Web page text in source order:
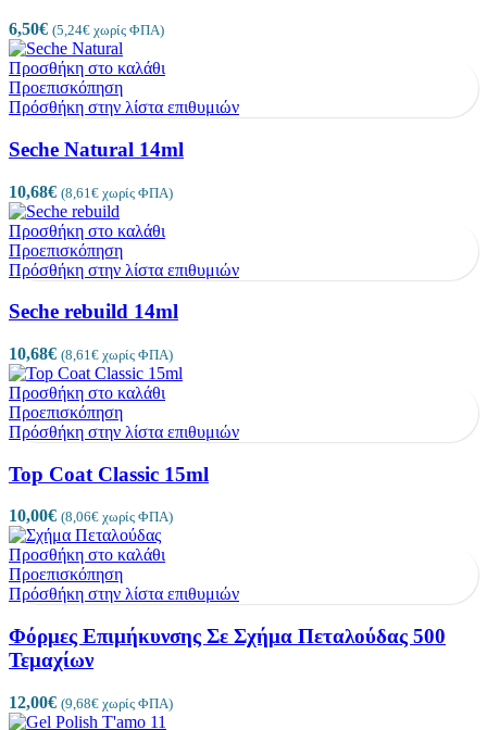
6,50€ (5,24€ χωρίς ΦΠΑ)
Προσθήκη στο καλάθι
Προεπισκόπηση
Πρόσθήκη στην λίστα επιθυμιών
Seche Natural 14ml
10,68€ (8,61 € χωρίς ΦΠΑ)
Προσθήκη στο καλάθι
Προεπισκόπηση
Πρόσθήκη στην λίστα επιθυμιών
Seche rebuild 14ml
10,68€ (8,61 € χωρίς ΦΠΑ)
Προσθήκη στο καλάθι
Προεπισκόπηση
Πρόσθήκη στην λίστα επιθυμιών
Top Coat Classic 15ml
10,00€ (8,06€ χωρίς ΦΠΑ)
Προσθήκη στο καλάθι
Προεπισκόπηση
Πρόσθήκη στην λίστα επιθυμιών
Φόρμες Επιμήκυνσης Σε Σχήμα Πεταλούδας 500
Τεμαχίων
12,00€ (9,68€ χωρίς ΦΠΑ)